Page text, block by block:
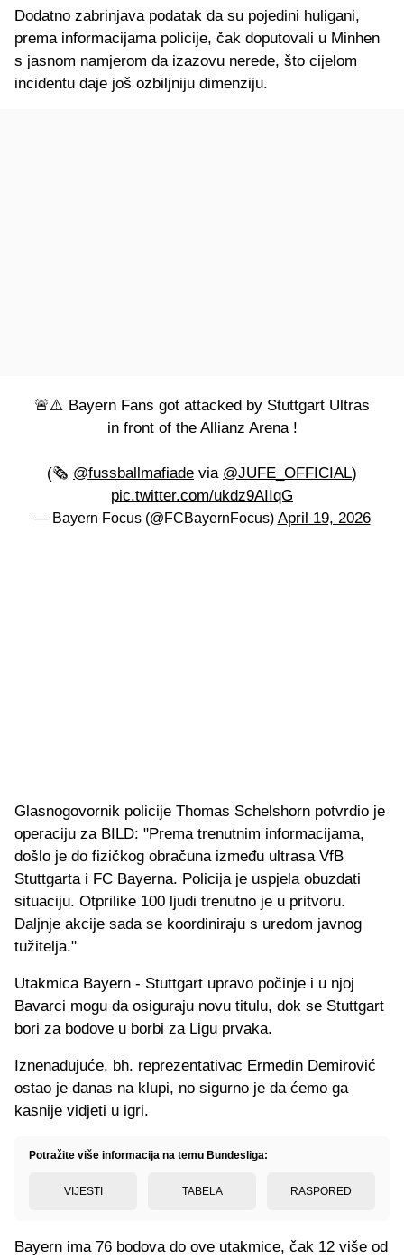
Dodatno zabrinjava podatak da su pojedini huligani,
prema informacijama policije, čak doputovali u Minhen
s jasnom namjerom da izazovu nerede, što cijelom
incidentu daje još ozbiljniju dimenziju.
🚨⚠️ Bayern Fans got attacked by Stuttgart Ultras
in front of the Allianz Arena !
(🗞️ @fussballmafiade via @JUFE_OFFICIAL)
pic.twitter.com/ukdz9AIIqG
— Bayern Focus (@FCBayernFocus) April 19, 2026
Glasnogovornik policije Thomas Schelshorn potvrdio je
operaciju za BILD: "Prema trenutnim informacijama,
došlo je do fizičkog obračuna između ultrasa VfB
Stuttgarta i FC Bayerna. Policija je uspjela obuzdati
situaciju. Otprilike 100 ljudi trenutno je u pritvoru.
Daljnje akcije sada se koordiniraju s uredom javnog
tužitelja."
Utakmica Bayern - Stuttgart upravo počinje i u njoj
Bavarci mogu da osiguraju novu titulu, dok se Stuttgart
bori za bodove u borbi za Ligu prvaka.
Iznenađujuće, bh. reprezentativac Ermedin Demirović
ostao je danas na klupi, no sigurno je da ćemo ga
kasnije vidjeti u igri.
Potražite više informacija na temu Bundesliga:
VIJESTI TABELA RASPORED
Bayern ima 76 bodova do ove utakmice, čak 12 više od